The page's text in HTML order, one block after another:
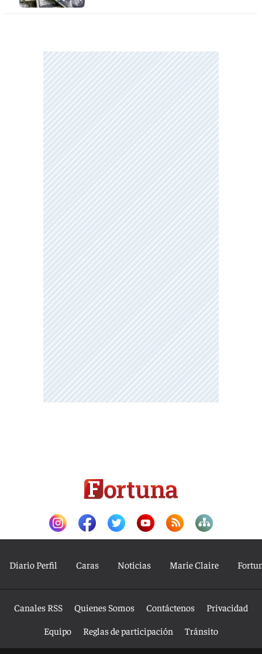
Diario Perfil Caras Noticias Marie Claire
Canales RSS Quienes Somos Contáctenos
Privacidad
Equipo
Reglas de participación Tránsito